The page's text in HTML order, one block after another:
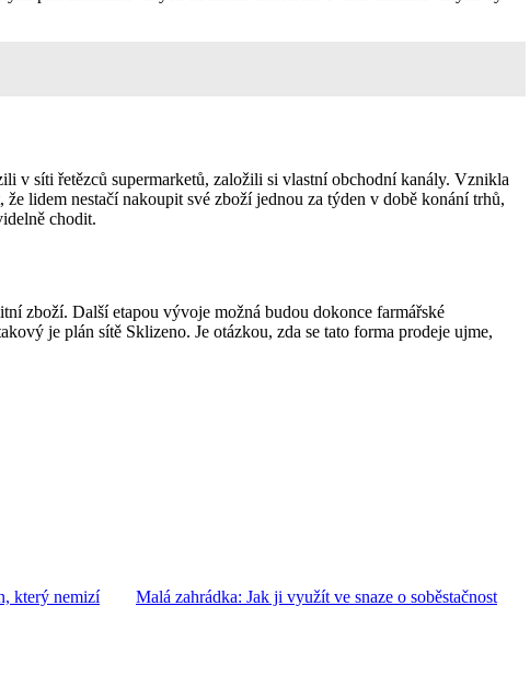
v síti řetězců supermarketů, založili si vlastní obchodní kanály. Vznikla
lidem nestačí nakoupit své zboží jednou za týden v době konání trhů,
chodit.
zboží. Další etapou vývoje možná budou dokonce farmářské
je plán sítě Sklizeno. Je otázkou, zda se tato forma prodeje ujme,
který nemizí
Malá zahrádka: Jak ji využít ve snaze o soběstačnost